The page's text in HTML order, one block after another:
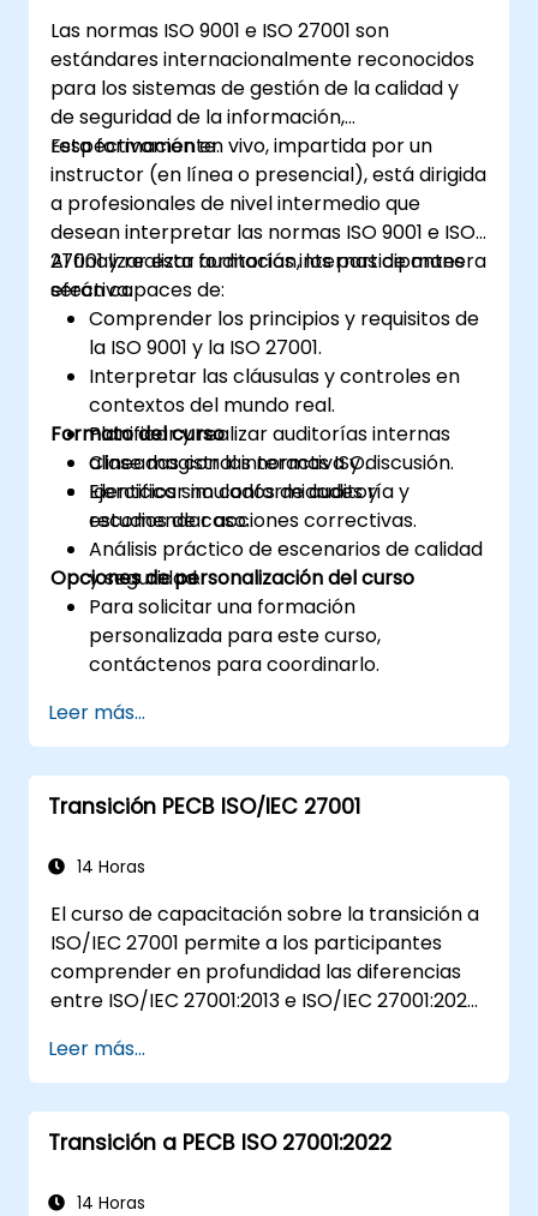
requisitos de ISO/IEC 27001 en el contexto
específico de una organización
Adquirir el conocimiento necesario para
apoyar a una organización en la
planificación, implementación, gestión,
supervisión y mantenimiento efectivos de
un SGSI
Las normas ISO 9001 e ISO 27001 son
estándares internacionalmente reconocidos
para los sistemas de gestión de la calidad y
de seguridad de la información,
respectivamente.
Esta formación en vivo, impartida por un
instructor (en línea o presencial), está dirigida
a profesionales de nivel intermedio que
desean interpretar las normas ISO 9001 e ISO
27001 y realizar auditorías internas de manera
efectiva.
Al finalizar esta formación, los participantes
serán capaces de:
Comprender los principios y requisitos de
la ISO 9001 y la ISO 27001.
Interpretar las cláusulas y controles en
contextos del mundo real.
Planificar y realizar auditorías internas
alineadas con las normas ISO.
Identificar no conformidades y
recomendar acciones correctivas.
Formato del curso
Clase magistral interactiva y discusión.
Ejercicios simulados de auditoría y
estudios de caso.
Análisis práctico de escenarios de calidad
y seguridad.
Opciones de personalización del curso
Para solicitar una formación
personalizada para este curso,
contáctenos para coordinarlo.
Leer más...
Transición PECB ISO/IEC 27001
14 Horas
El curso de capacitación sobre la transición a
ISO/IEC 27001 permite a los participantes
comprender en profundidad las diferencias
entre ISO/IEC 27001:2013 e ISO/IEC 27001:2022.
conocimientos sobre los nuevos conceptos
presentados por ISO/IEC 27001:2022.
Leer más...
Transición a PECB ISO 27001:2022
14 Horas